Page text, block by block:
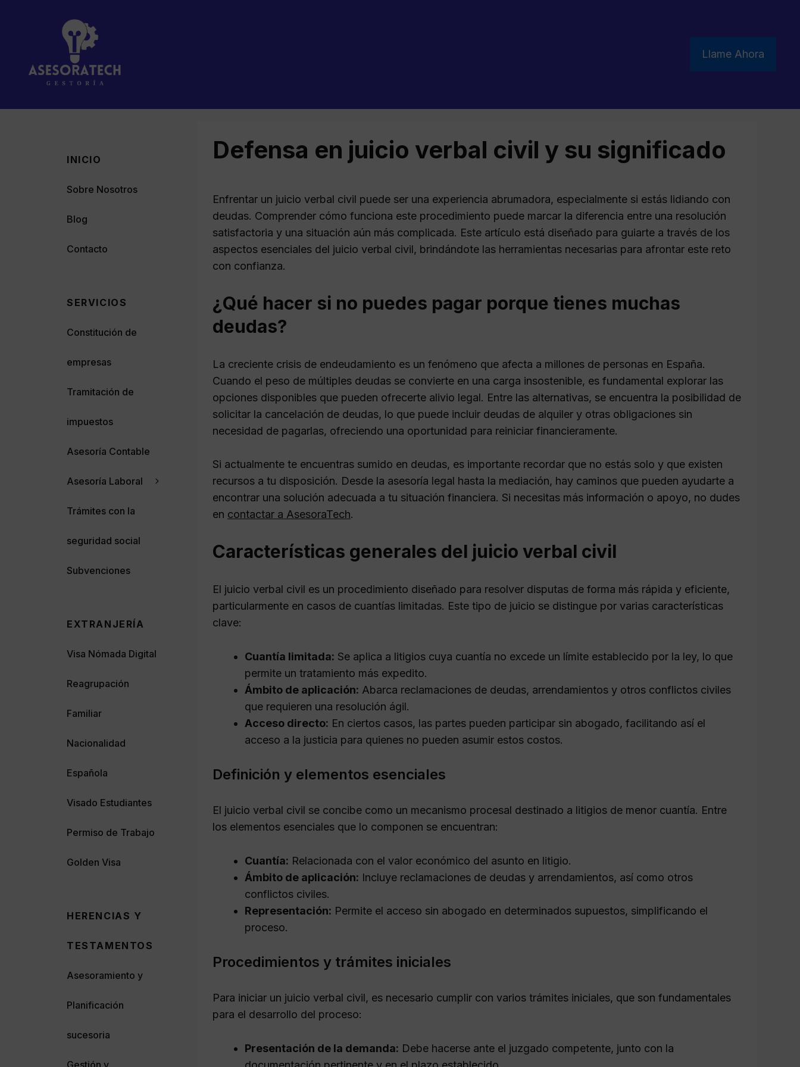
Llame Ahora
Defensa en juicio verbal civil y su significado
Enfrentar un juicio verbal civil puede ser una experiencia abrumadora, especialmente si estás lidiando con
deudas. Comprender cómo funciona este procedimiento puede marcar la diferencia entre una resolución
satisfactoria y una situación aún más complicada. Este artículo está diseñado para guiarte a través de los
aspectos esenciales del juicio verbal civil, brindándote las herramientas necesarias para afrontar este reto
con confianza.
¿Qué hacer si no puedes pagar porque tienes muchas
deudas?
La creciente crisis de endeudamiento es un fenómeno que afecta a millones de personas en España.
Cuando el peso de múltiples deudas se convierte en una carga insostenible, es fundamental explorar las
opciones disponibles que pueden ofrecerte alivio legal. Entre las alternativas, se encuentra la posibilidad de
solicitar la cancelación de deudas, lo que puede incluir deudas de alquiler y otras obligaciones sin
necesidad de pagarlas, ofreciendo una oportunidad para reiniciar financieramente.
Si actualmente te encuentras sumido en deudas, es importante recordar que no estás solo y que existen
recursos a tu disposición. Desde la asesoría legal hasta la mediación, hay caminos que pueden ayudarte a
encontrar una solución adecuada a tu situación financiera. Si necesitas más información o apoyo, no dudes
en contactar a AsesoraTech.
Características generales del juicio verbal civil
El juicio verbal civil es un procedimiento diseñado para resolver disputas de forma más rápida y eficiente,
particularmente en casos de cuantías limitadas. Este tipo de juicio se distingue por varias características
clave:
Cuantía limitada: Se aplica a litigios cuya cuantía no excede un límite establecido por la ley, lo que
permite un tratamiento más expedito.
Ámbito de aplicación: Abarca reclamaciones de deudas, arrendamientos y otros conflictos civiles
que requieren una resolución ágil.
Acceso directo: En ciertos casos, las partes pueden participar sin abogado, facilitando así el
acceso a la justicia para quienes no pueden asumir estos costos.
Definición y elementos esenciales
El juicio verbal civil se concibe como un mecanismo procesal destinado a litigios de menor cuantía. Entre
los elementos esenciales que lo componen se encuentran:
Cuantía: Relacionada con el valor económico del asunto en litigio.
Ámbito de aplicación: Incluye reclamaciones de deudas y arrendamientos, así como otros
conflictos civiles.
Representación: Permite el acceso sin abogado en determinados supuestos, simplificando el
proceso.
Procedimientos y trámites iniciales
Para iniciar un juicio verbal civil, es necesario cumplir con varios trámites iniciales, que son fundamentales
para el desarrollo del proceso:
Presentación de la demanda: Debe hacerse ante el juzgado competente, junto con la
INICIO
Sobre Nosotros
Blog
Contacto
SERVICIOS
Constitución de
empresas
Tramitación de
impuestos
Asesoría Contable
Asesoría Laboral
Trámites con la
seguridad social
Subvenciones
EXTRANJERÍA
Visa Nómada Digital
Reagrupación
Familiar
Nacionalidad
Española
Visado Estudiantes
Permiso de Trabajo
Golden Visa
HERENCIAS Y
TESTAMENTOS
Asesoramiento y
Planificación
sucesoria
Gestión y